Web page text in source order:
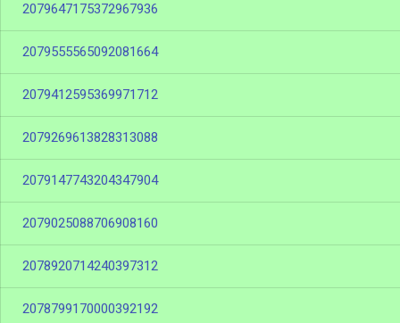
2079647175372967936
2079555565092081664
2079412595369971712
2079269613828313088
2079147743204347904
2079025088706908160
2078920714240397312
2078799170000392192